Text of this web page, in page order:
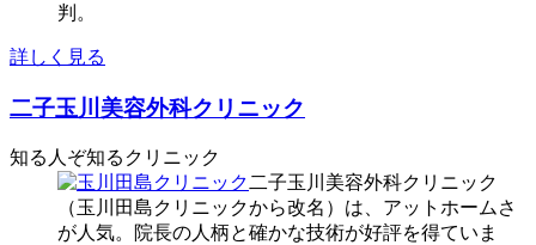
判。
詳しく見る
二子玉川美容外科クリニック
知る人ぞ知るクリニック
二子玉川美容外科クリニック
（玉川田島クリニックから改名）は、アットホームさ
が人気。院長の人柄と確かな技術が好評を得ていま